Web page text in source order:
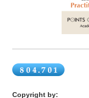
Copyright by: